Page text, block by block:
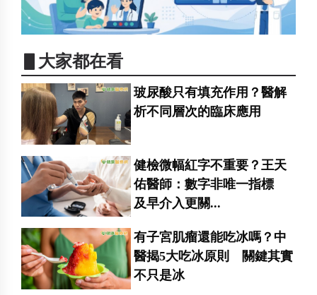
▋大家都在看
玻尿酸只有填充作用？醫解
析不同層次的臨床應用
健檢微幅紅字不重要？王天
佑醫師：數字非唯一指標
及早介入更關...
有子宮肌瘤還能吃冰嗎？中
醫揭5大吃冰原則 關鍵其實
不只是冰